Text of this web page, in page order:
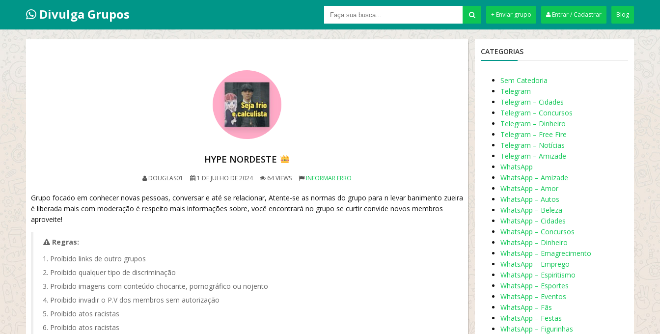
Divulga Grupos Blog
Entrar / Cadastrar
+ Enviar grupo
HYPE NORDESTE
DOUGLAS01 1 DE JULHO DE 2024 64 VIEWS INFORMAR ERRO
Grupo focado em conhecer novas pessoas, conversar e até se relacionar, Atente-se as normas do grupo para n levar banimento zueira
é liberada mais com moderação é respeito mais informações sobre, você encontrará no grupo se curtir convide novos membros
aproveite!
Regras:
Proíbido links de outro grupos
Proibido qualquer tipo de discriminação
Proibido imagens com conteúdo chocante, pornográfico ou nojento
Proibido invadir o P.V dos membros sem autorização
Proibido atos racistas
Proibido atos racistas
CATEGORIAS
Sem Catedoria
Telegram
Telegram – Cidades
Telegram – Concursos
Telegram – Dinheiro
Telegram – Free Fire
Telegram – Notícias
Telegram – Amizade
WhatsApp
WhatsApp – Amizade
WhatsApp – Amor
WhatsApp – Autos
WhatsApp – Beleza
WhatsApp – Cidades
WhatsApp – Concursos
WhatsApp – Dinheiro
WhatsApp – Emagrecimento
WhatsApp – Emprego
WhatsApp – Espiritismo
WhatsApp – Esportes
WhatsApp – Eventos
WhatsApp – Fãs
WhatsApp – Festas
WhatsApp – Figurinhas